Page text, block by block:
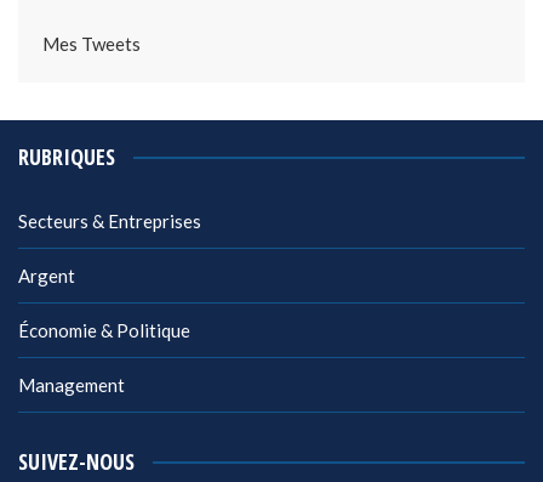
Mes Tweets
RUBRIQUES
Secteurs & Entreprises
Argent
Économie & Politique
Management
SUIVEZ-NOUS